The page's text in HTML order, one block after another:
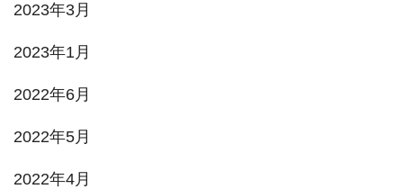
2023年3月
2023年1月
2022年6月
2022年5月
2022年4月